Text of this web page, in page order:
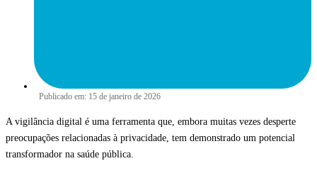
Publicado em: 15 de janeiro de 2026
A vigilância digital é uma ferramenta que, embora muitas vezes desperte
preocupações relacionadas à privacidade, tem demonstrado um potencial
transformador na saúde pública.